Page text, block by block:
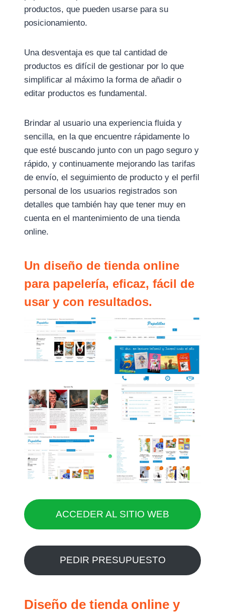
productos, que pueden usarse para su
posicionamiento.
Una desventaja es que tal cantidad de
productos es difícil de gestionar por lo que
simplificar al máximo la forma de añadir o
editar productos es fundamental.
Brindar al usuario una experiencia fluida y
sencilla, en la que encuentre rápidamente lo
que esté buscando junto con un pago seguro y
rápido, y continuamente mejorando las tarifas
de envío, el seguimiento de producto y el perfil
personal de los usuarios registrados son
detalles que también hay que tener muy en
cuenta en el mantenimiento de una tienda
online.
Un diseño de tienda online
para papelería, eficaz, fácil de
usar y con resultados.
ACCEDER AL SITIO WEB
PEDIR PRESUPUESTO
Diseño de tienda online y